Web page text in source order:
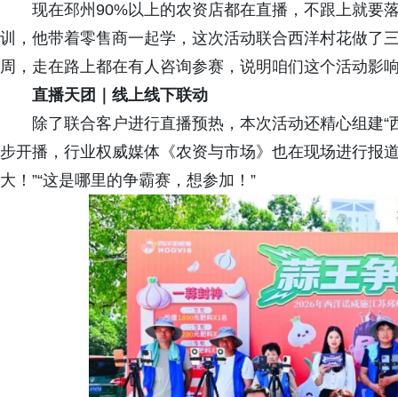
现在邳州90%以上的农资店都在直播，不跟上就要
训，他带着零售商一起学，这次活动联合西洋村花做了
周，走在路上都在有人咨询参赛，说明咱们这个活动影
直播天团｜线上线下联动
除了联合客户进行直播预热，本次活动还精心组建
步开播，行业权威媒体《农资与市场》也在现场进行报
大！”“这是哪里的争霸赛，想参加！”